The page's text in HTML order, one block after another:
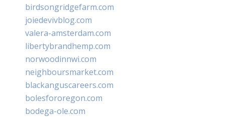
birdsongridgefarm.com
joiedevivblog.com
valera-amsterdam.com
libertybrandhemp.com
norwoodinnwi.com
neighboursmarket.com
blackanguscareers.com
bolesfororegon.com
bodega-ole.com